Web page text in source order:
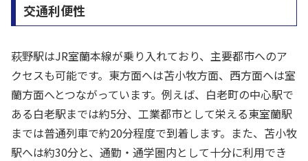
交通利便性
萩野駅はJR室蘭本線が乗り入れており、主要都市へのア
クセスも可能です。東方面へは苫小牧方面、西方面へは室
蘭方面へとつながっています。例えば、白老町の中心駅で
ある白老駅までは約5分、工業都市として栄える東室蘭駅
までは普通列車で約20分程度で到着します。また、苫小牧
駅へは約30分と、通勤・通学圏内として十分に利用でき